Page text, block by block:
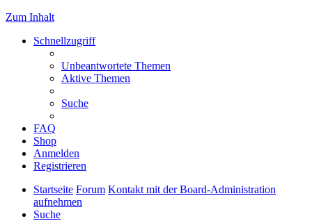
Zum Inhalt
Schnellzugriff
Unbeantwortete Themen
Aktive Themen
Suche
FAQ
Shop
Anmelden
Registrieren
Startseite Forum Kontakt mit der Board-Administration
aufnehmen
Suche